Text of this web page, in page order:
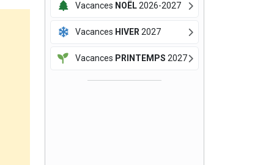
Vacances NOËL2026-2027
Vacances HIVER 2027
Vacances PRINTEMPS 2027